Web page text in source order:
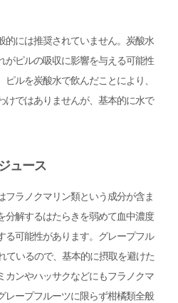
的には推奨されていません。炭酸水
がピルの吸収に影響を与える可能性
ルを炭酸水で飲んだことにより、
けではありませんが、基本的に水で
ュース
フラノクマリン類という成分が含ま
分解するはたらきを弱めて血中濃度
る可能性があります。グレープフル
ているので、基本的に摂取を避けた
カンやハッサクなどにもフラノクマ
レープフルーツに限らず柑橘類全般